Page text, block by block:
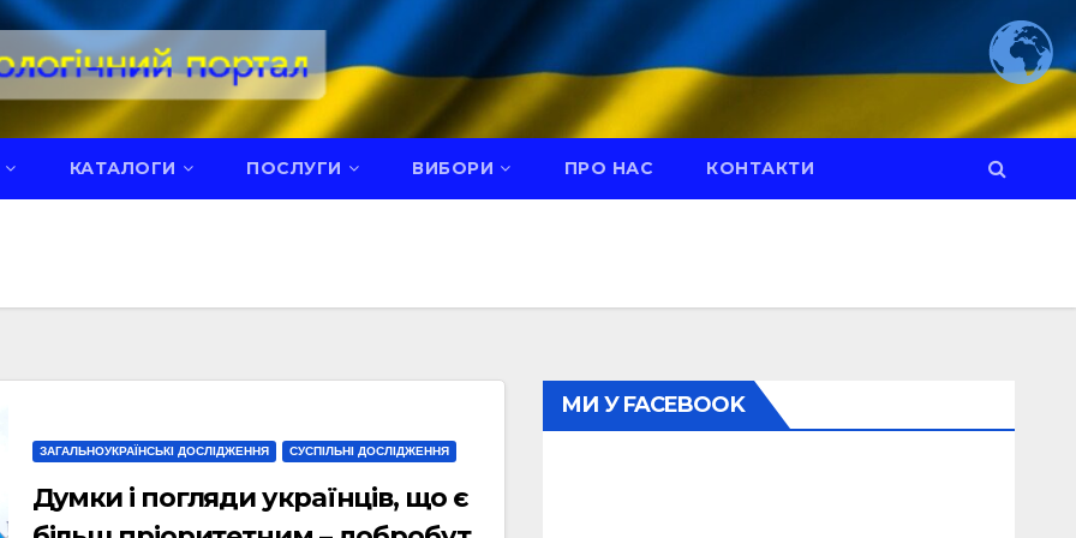
КАТАЛОГИ ПОСЛУГИ ВИБОРИ ПРО НАС КОНТАКТИ
ЗАГАЛЬНОУКРАЇНСЬКІ ДОСЛІДЖЕННЯ СУСПІЛЬНІ ДОСЛІДЖЕННЯ
Думки і погляди українців, що є
МИ У FACEBOOK